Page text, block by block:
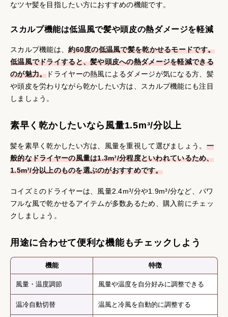
なツヤ髪を目指したい方におすすめの機能です。
スカルプ機能は低温風で髪や頭皮の熱ダメージを軽減
スカルプ機能は、約60度の低温風で髪を乾かせるモードです。
低温風でドライすると、髪や頭皮への熱ダメージを軽減できる
のが魅力。 ドライヤーの熱風によるダメージが気になる方、髪
や頭皮を労わりながら乾かしたい方は、スカルプ機能にも注目
しましょう。
素早く乾かしたいなら風量1.5m³/分以上
髪を素早く乾かしたい方は、風量を重視して選びましょう。 一
般的なドライヤーの風量は1.3m³/分程度といわれているため、
1.5m³/分以上のものを選ぶのがおすすめです。
コイズミのドライヤーは、風量2.4m³/分や1.9m³/分など、パワ
フルな風で乾かせるアイテムが多数あるため、購入前にチェッ
クしましょう。
用途に合わせて便利な機能もチェックしよう
機能 特徴
風量・温度調節 風量や温度を自分好みに調整できる
温冷自動切替 温風と冷風を自動的に調整する